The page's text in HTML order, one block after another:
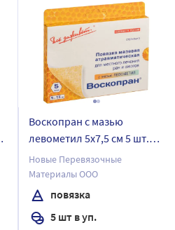
Воскопран с мазью
левометил 5х7,5 см 5 шт.
повязка мазевая
атравматическая с
восковым покрытием
стерильная
антимикробная
Новые Перевязочные
Материалы ООО
повязка
5 шт в уп.